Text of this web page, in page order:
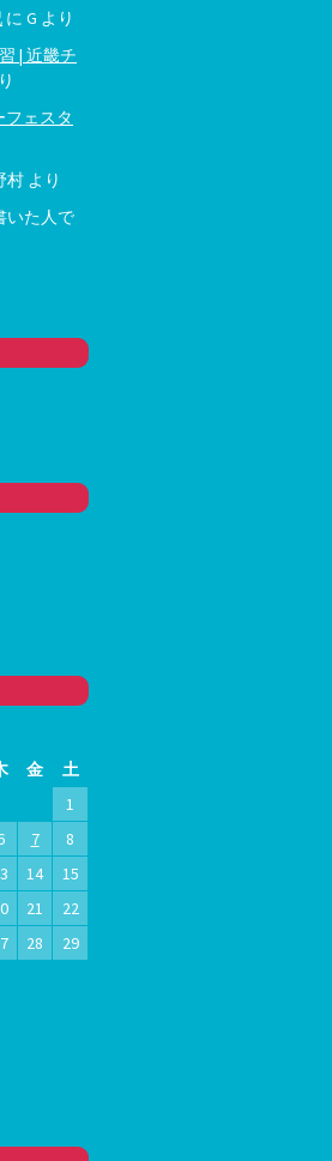
に G より
| 近畿チ
フェスタ
村 より
いた人で
金
土
1
7
8
14
15
21
22
28
29